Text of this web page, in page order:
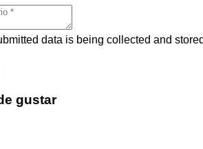
data is being collected and
gustar